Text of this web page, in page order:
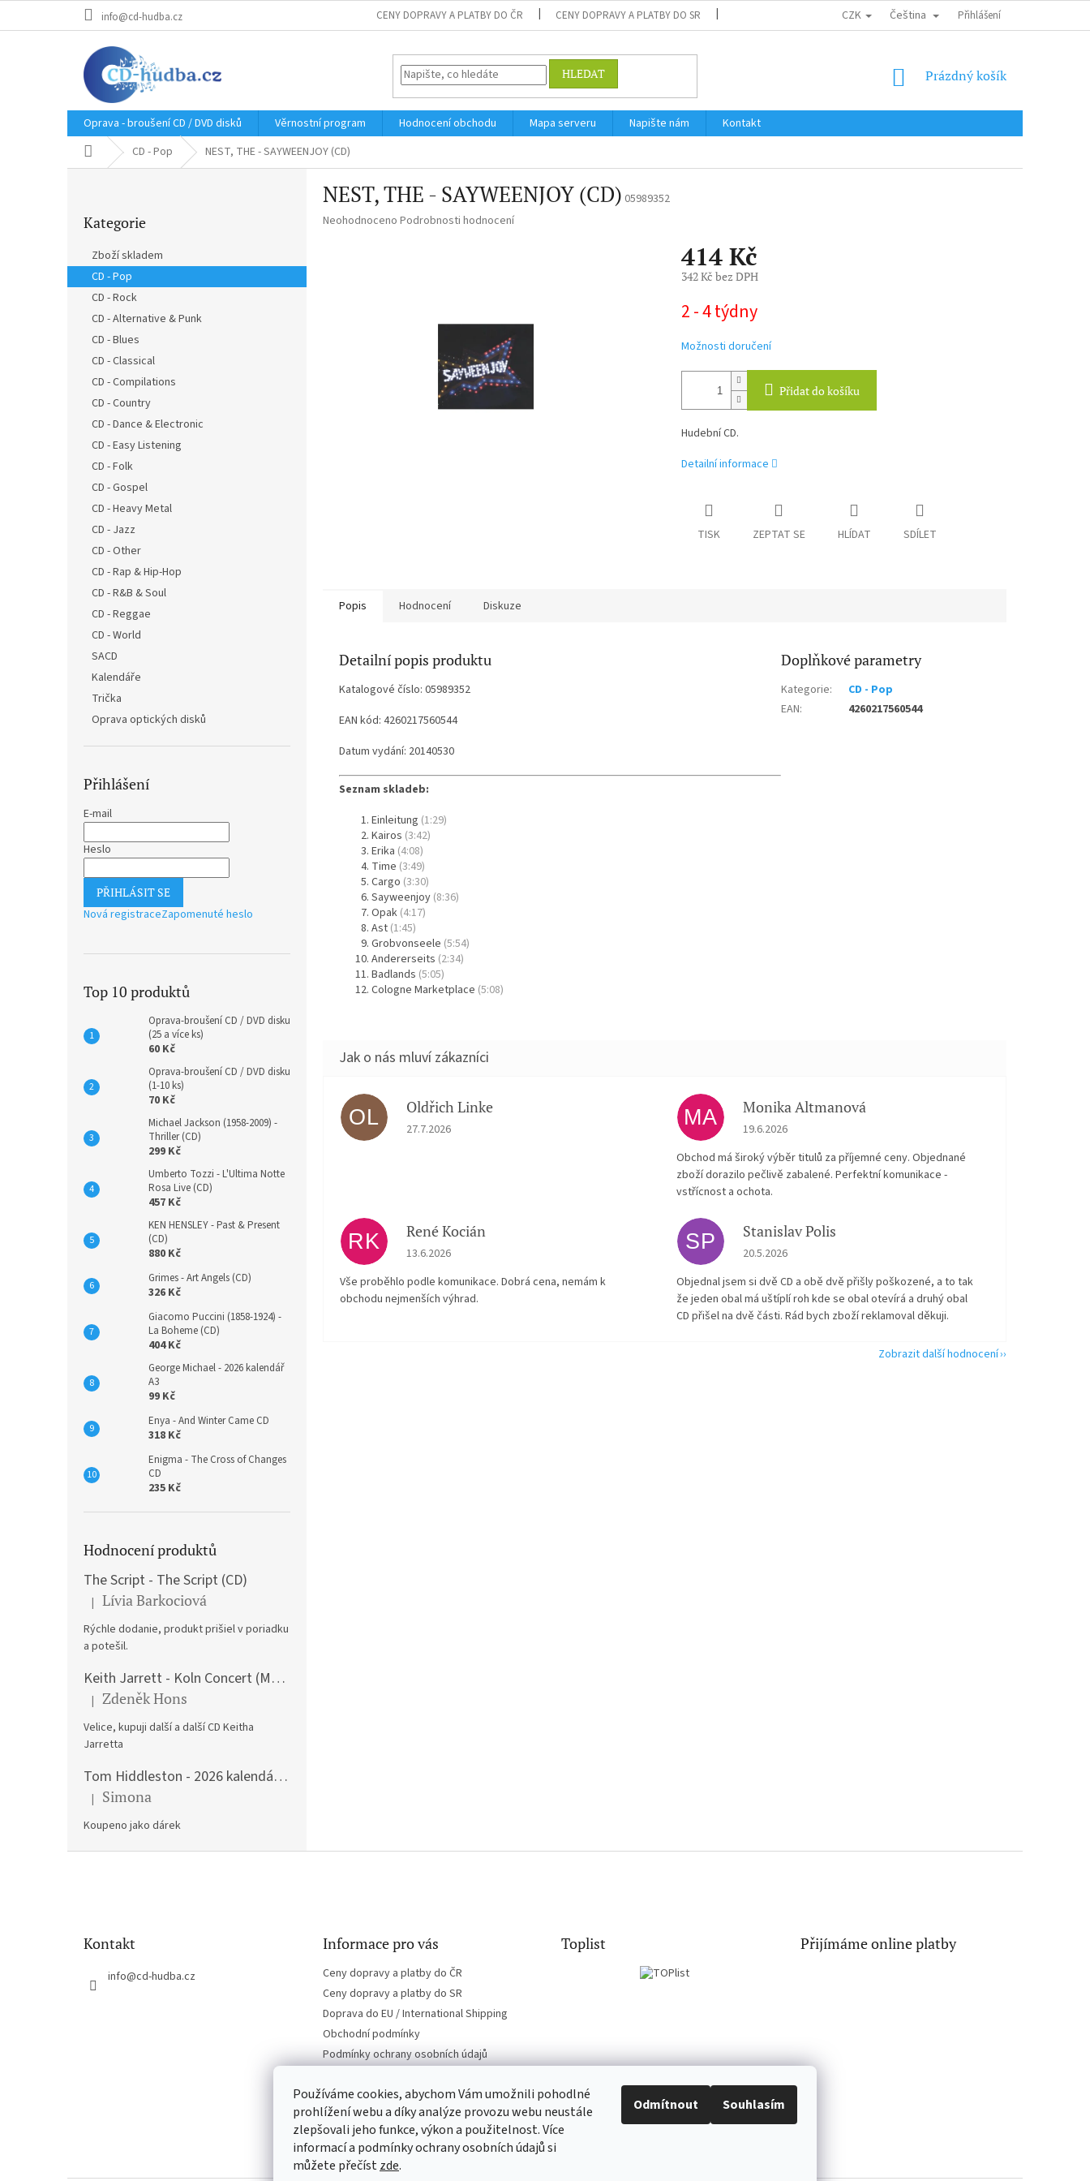
Používáme cookies, abychom Vám umožnili pohodlné
prohlížení webu a díky analýze provozu webu neustále
zlepšovali jeho funkce, výkon a použitelnost. Více
informací a podmínky ochrany osobních údajů si
můžete přečístzde.
Odmítnout Souhlasím
info@cd-hudba.cz CENY DOPRAVY A PLATBY DO ČR CENY DOPRAVY A PLATBY DO SR DOPRAVA DO EU / INTERNATIONAL SHIPPING OBCHODNÍ PODMÍNKY
CZK Čeština Přihlášení
HLEDAT
NÁKUPNÍ
Prázdný košík
Oprava - broušení CD / DVD disků Věrnostní program Hodnocení obchodu Mapa serveru Napište nám
Kontakt
Domů CD - Pop NEST, THE - SAYWEENJOY (CD)
a
n
kategorie
Kategorie
Zboží skladem
CD - Pop
CD - Rock
CD - Alternative & Punk
CD - Blues
CD - Classical
CD - Compilations
CD - Country
CD - Dance & Electronic
CD - Easy Listening
CD - Folk
CD - Gospel
CD - Heavy Metal
CD - Jazz
CD - Other
CD - Rap & Hip-Hop
CD - R&B & Soul
CD - Reggae
CD - World
SACD
Kalendáře
Trička
Oprava optických disků
Přihlášení
E-mail
Heslo
PŘIHLÁSIT SE
Nová registraceZapomenuté heslo
Top 10 produktů
Oprava-broušení CD / DVD disku
(25 a více ks)
60 Kč
Oprava-broušení CD / DVD disku
(1-10 ks)
70 Kč
Michael Jackson (1958-2009) -
Thriller (CD)
299 Kč
Umberto Tozzi - L'Ultima Notte
Rosa Live (CD)
457 Kč
KEN HENSLEY - Past & Present
(CD)
880 Kč
Grimes - Art Angels (CD)
326 Kč
Giacomo Puccini (1858-1924) -
La Boheme (CD)
404 Kč
George Michael - 2026 kalendář
A3
99 Kč
Enya - And Winter Came CD
318 Kč
Enigma - The Cross of Changes
CD
235 Kč
Hodnocení produktů
The Script - The Script (CD)
Hodnocení produktu je 5 z 5 hvězdiček.
| Lívia Barkociová
Rýchle dodanie, produkt prišiel v poriadku
a potešil.
Keith Jarrett - Koln Concert (Music CD)
Hodnocení produktu je 5 z 5 hvězdiček.
| Zdeněk Hons
Velice, kupuji další a další CD Keitha
Jarretta
Tom Hiddleston - 2026 kalendář A3
Hodnocení produktu je 5 z 5 hvězdiček.
| Simona
Koupeno jako dárek
NEST, THE - SAYWEENJOY (CD) 05989352
Průměrné
Neohodnoceno Podrobnosti hodnocení
414 Kč
342 Kč bez DPH
cena:
2 - 4 týdny
Možnosti doručení
Přidat do košíku
Hudební CD.
Detailní informace
TISK ZEPTAT SE HLÍDAT SDÍLET
Popis Hodnocení Diskuze
Detailní popis produktu
Katalogové číslo: 05989352
EAN kód: 4260217560544
Datum vydání: 20140530
Seznam skladeb:
Einleitung (1:29)
Kairos (3:42)
Erika (4:08)
Time (3:49)
Cargo (3:30)
Sayweenjoy (8:36)
Opak (4:17)
Ast (1:45)
Grobvonseele (5:54)
Andererseits (2:34)
Badlands (5:05)
Cologne Marketplace (5:08)
Doplňkové parametry
Kategorie:
CD - Pop
EAN: 4260217560544
OL Oldřich Linke
Hodnocení obchodu je 5 z 5 hvězdiček.
27.7.2026 MA Monika Altmanová
Hodnocení obchodu je 5 z 5 hvězdiček.
19.6.2026
Obchod má široký výběr titulů za příjemné ceny. Objednané
zboží dorazilo pečlivě zabalené. Perfektní komunikace -
vstřícnost a ochota.
RK René Kocián
Hodnocení obchodu je 5 z 5 hvězdiček.
13.6.2026
Vše proběhlo podle komunikace. Dobrá cena, nemám k
obchodu nejmenších výhrad.
SP Stanislav Polis
Hodnocení obchodu je 2 z 5 hvězdiček.
20.5.2026
Objednal jsem si dvě CD a obě dvě přišly poškozené, a to tak
že jeden obal má uštíplí roh kde se obal otevírá a druhý obal
CD přišel na dvě části. Rád bych zboží reklamoval děkuji.
Zobrazit další hodnocení
Kontakt
info@cd-hudba.cz
Informace pro vás
Ceny dopravy a platby do ČR
Ceny dopravy a platby do SR
Doprava do EU / International Shipping
Obchodní podmínky
Podmínky ochrany osobních údajů
Toplist Přijímáme online platby
EN-filmy.cz CD-Soundtrack.cz